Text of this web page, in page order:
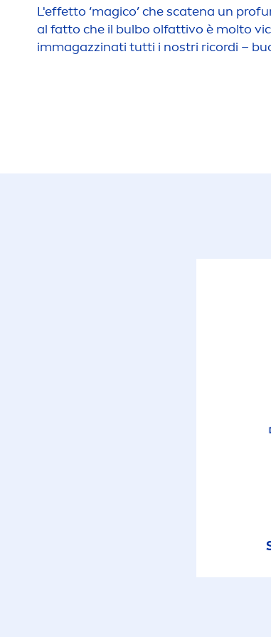
L'effetto ‘magico’ che scatena un
al fatto che il bulbo olfattivo è molto
immagazzinati tutti i nostri ricordi –